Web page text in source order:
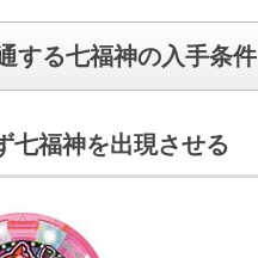
する七福神の入手条件
七福神を出現させる